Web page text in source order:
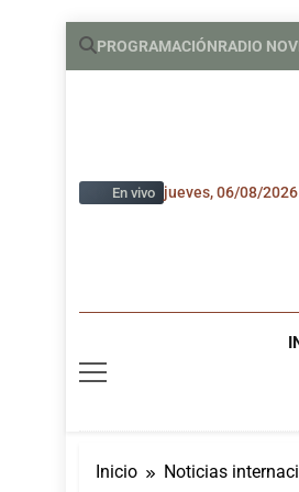
Saltar
PROGRAMACIÓNRADIO
En vivo jueves, 06/08/2026
Inicio Noticias